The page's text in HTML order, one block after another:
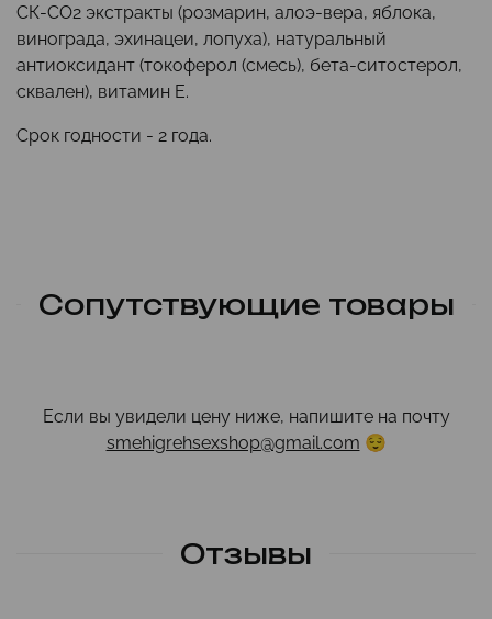
СК-СО2 экстракты (розмарин, алоэ-вера, яблока,
винограда, эхинацеи, лопуха), натуральный
антиоксидант (токоферол (смесь), бета-ситостерол,
сквален), витамин Е.
Срок годности - 2 года.
Сопутствующие товары
Если вы увидели цену ниже, напишите на почту
smehigrehsexshop@gmail.com 😌
Отзывы